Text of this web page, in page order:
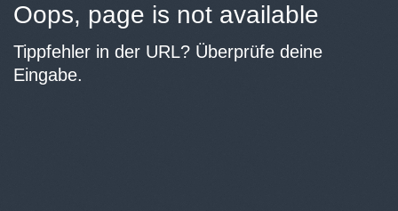
Oops, page is not available
Tippfehler in der URL? Überprüfe deine
Eingabe.